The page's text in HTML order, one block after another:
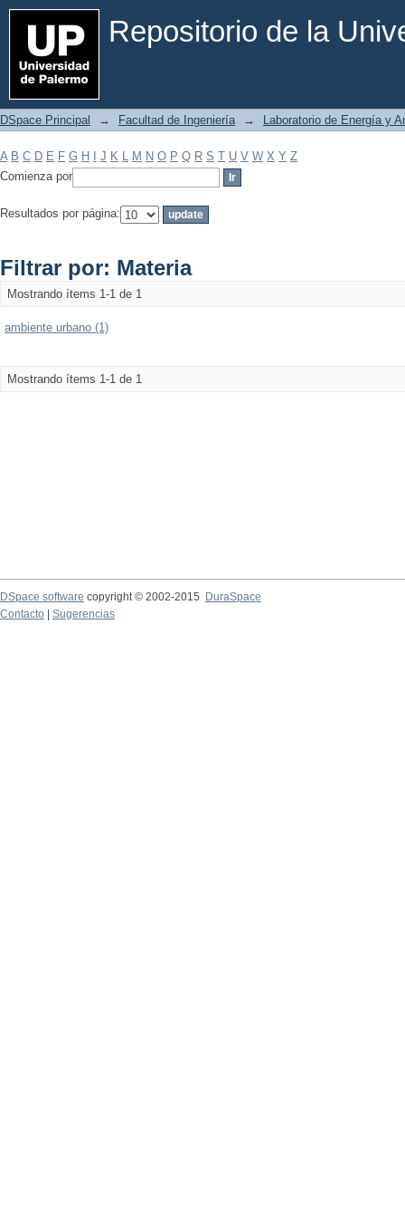
Repositorio de la
Filtrar por: Materia
DSpace Principal → Facultad de Ingeniería → Laboratorio de Energía y
A B C D E F G H J K L M N O P Q R S T U V W X Y Z
Comienza por
Resultados por página:
Filtrar por: Materia
Mostrando ítems 1-1 de 1
ambiente urbano (1)
Mostrando ítems 1-1 de 1
DSpace software copyright © 2002-2015
DuraSpace
Contacto
Sugerencias